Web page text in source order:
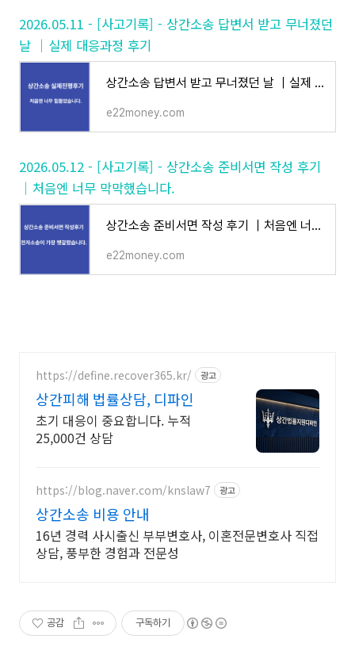
2026.05.11 - [사고기록] - 상간소송 답변서 받고 무너졌던
날 ｜실제 대응과정 후기
상간소송 답변서 받고 무너졌던 날 ｜실제 대응과정 후기
e22money.com
2026.05.12 - [사고기록] - 상간소송 준비서면 작성 후기
｜처음엔 너무 막막했습니다.
상간소송 준비서면 작성 후기 ｜처음엔 너무 막막했습니다.
e22money.com
https://define.recover365.kr/ 광고
상간피해 법률상담, 디파인
초기 대응이 중요합니다. 누적
25,000건 상담
https://blog.naver.com/knslaw7 광고
상간소송 비용 안내
16년 경력 사시출신 부부변호사, 이혼전문변호사 직접
상담, 풍부한 경험과 전문성
공감 구독하기